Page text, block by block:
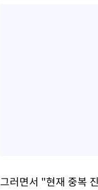
그러면서 "현재 중복